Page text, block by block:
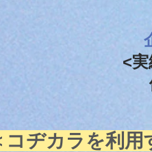
<実
コヂカラを利